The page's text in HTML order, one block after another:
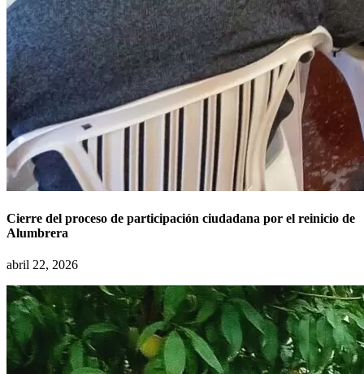
Cierre del proceso de participación ciudadana por el reinicio de
Alumbrera
abril 22, 2026